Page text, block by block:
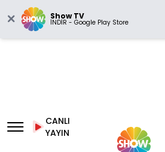
Show TV
İNDİR - Google Play Store
CANLI
YAYIN